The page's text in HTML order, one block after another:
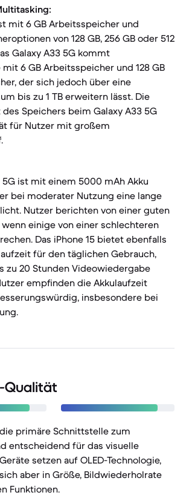
mit 6 GB Arbeitsspeicher und
von 128 GB, 256 GB oder 512
Galaxy A33 5G kommt
6 GB Arbeitsspeicher und 128 GB
der sich jedoch über eine
bis zu 1 TB erweitern lässt. Die
Speichers beim Galaxy A33 5G
für Nutzer mit großem
5G ist mit einem 5000 mAh Akku
bei moderater Nutzung eine lange
Nutzer berichten von einer guten
wenn einige von einer schlechteren
Das iPhone 15 bietet ebenfalls
für den täglichen Gebrauch,
zu 20 Stunden Videowiedergabe
empfinden die Akkulaufzeit
insbesondere bei
Qualität
primäre Schnittstelle zum
entscheidend für das visuelle
setzen auf OLED-Technologie,
aber in Größe, Bildwiederholrate
Funktionen.